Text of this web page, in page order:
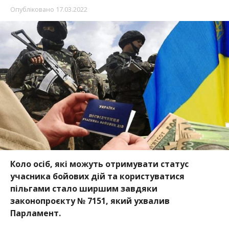
Опубліковано 17.03.2022
Коло осіб, які можуть отримувати статус
учасника бойових дій та користуватися
пільгами стало ширшим завдяки
законопроєкту № 7151, який ухвалив
Парламент.